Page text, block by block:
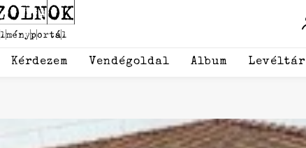
Kérdezem Vendégoldal Album Levéltár